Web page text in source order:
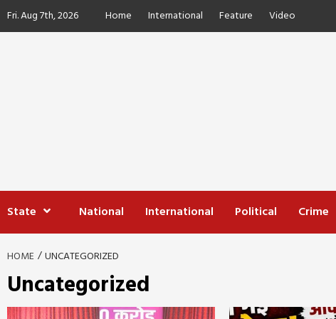
Skip
toFri. Aug 7th, 2026 Home International Feature Video
State National International Political Crime
HOME UNCATEGORIZED
Uncategorized